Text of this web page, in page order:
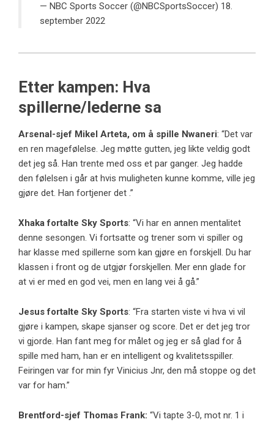
— NBC Sports Soccer (@NBCSportsSoccer) 18.
september 2022
Etter kampen: Hva
spillerne/lederne sa
Arsenal-sjef Mikel Arteta, om å spille Nwaneri: “Det var
en ren magefølelse. Jeg møtte gutten, jeg likte veldig godt
det jeg så. Han trente med oss ​​et par ganger. Jeg hadde
den følelsen i går at hvis muligheten kunne komme, ville jeg
gjøre det. Han fortjener det .”
Xhaka fortalte Sky Sports: “Vi har en annen mentalitet
denne sesongen. Vi fortsatte og trener som vi spiller og
har klasse med spillerne som kan gjøre en forskjell. Du har
klassen i front og de utgjør forskjellen. Mer enn glade for
at vi er med en god vei, men en lang vei å gå.”
Jesus fortalte Sky Sports: “Fra starten viste vi hva vi vil
gjøre i kampen, skape sjanser og score. Det er det jeg tror
vi gjorde. Han fant meg for målet og jeg er så glad for å
spille med ham, han er en intelligent og kvalitetsspiller.
Feiringen var for min fyr Vinicius Jnr, den må stoppe og det
var for ham.”
Brentford-sjef Thomas Frank: “Vi tapte 3-0, mot nr. 1 i